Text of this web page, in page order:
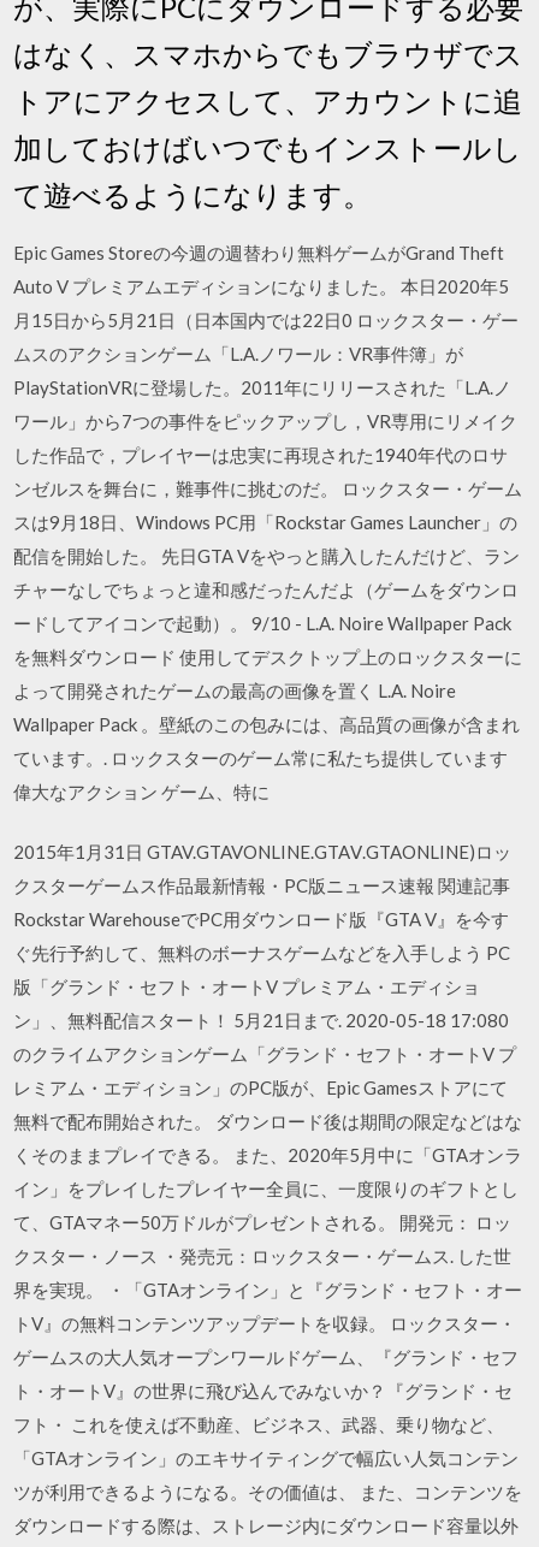
はなく、スマホからでもブラウザでス
トアにアクセスして、アカウントに追
加しておけばいつでもインストールし
て遊べるようになります。
Epic Games Storeの今週の週替わり無料ゲームがGrand Theft
Auto V プレミアムエディションになりました。 本日2020年5
月15日から5月21日（日本国内では22日0 ロックスター・ゲー
ムスのアクションゲーム「L.A.ノワール：VR事件簿」が
PlayStationVRに登場した。2011年にリリースされた「L.A.ノ
ワール」から7つの事件をピックアップし，VR専用にリメイク
した作品で，プレイヤーは忠実に再現された1940年代のロサ
ンゼルスを舞台に，難事件に挑むのだ。 ロックスター・ゲーム
スは9月18日、Windows PC用「Rockstar Games Launcher」の
配信を開始した。 先日GTA Vをやっと購入したんだけど、ラン
チャーなしでちょっと違和感だったんだよ（ゲームをダウンロ
ードしてアイコンで起動）。 9/10 - L.A. Noire Wallpaper Pack
を無料ダウンロード 使用してデスクトップ上のロックスターに
よって開発されたゲームの最高の画像を置く L.A. Noire
Wallpaper Pack 。壁紙のこの包みには、高品質の画像が含まれ
ています。. ロックスターのゲーム常に私たち提供しています
偉大なアクション ゲーム、特に
2015年1月31日 GTAV.GTAVONLINE.GTAⅤ.GTAONLINE)ロッ
クスターゲームス作品最新情報・PC版ニュース速報 関連記事
Rockstar WarehouseでPC用ダウンロード版『GTA V』を今す
ぐ先行予約して、無料のボーナスゲームなどを入手しよう PC
版「グランド・セフト・オートV プレミアム・エディショ
ン」、無料配信スタート！ 5月21日まで. 2020-05-18 17:080
のクライムアクションゲーム「グランド・セフト・オートV プ
レミアム・エディション」のPC版が、Epic Gamesストアにて
無料で配布開始された。 ダウンロード後は期間の限定などはな
くそのままプレイできる。 また、2020年5月中に「GTAオンラ
イン」をプレイしたプレイヤー全員に、一度限りのギフトとし
て、GTAマネー50万ドルがプレゼントされる。 開発元： ロッ
クスター・ノース ・発売元：ロックスター・ゲームス. した世
界を実現。 ・「GTAオンライン」と『グランド・セフト・オー
トV』の無料コンテンツアップデートを収録。 ロックスター・
ゲームスの大人気オープンワールドゲーム、『グランド・セフ
ト・オートV』の世界に飛び込んでみないか？『グランド・セ
フト・ これを使えば不動産、ビジネス、武器、乗り物など、
「GTAオンライン」のエキサイティングで幅広い人気コンテン
ツが利用できるようになる。その価値は、 また、コンテンツを
ダウンロードする際は、ストレージ内にダウンロード容量以外